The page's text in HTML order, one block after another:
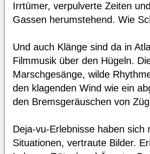
Irrtümer, verpulverte Zeiten
Gassen herumstehend. Wie
Und auch Klänge sind da in
Filmmusik über den Hügeln.
Marschgesänge, wilde
den klagenden Wind wie ein
den Bremsgeräuschen von
Deja-vu-Erlebnisse haben
Situationen, vertraute Bilder.